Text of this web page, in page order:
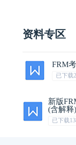
资料专区
FRM
已下载
新版
(含解释)
已下载